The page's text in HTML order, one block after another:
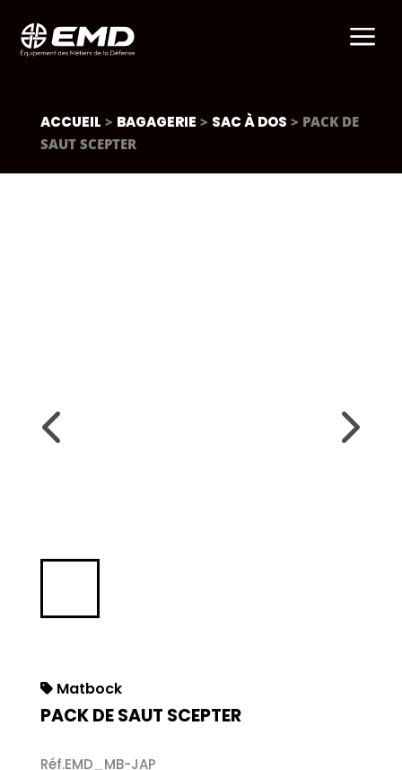
a
ACCUEIL > BAGAGERIE > SAC À DOS > PACK DE
SAUT SCEPTER
Matbock
PACK DE SAUT SCEPTER
Réf.EMD_MB-JAP